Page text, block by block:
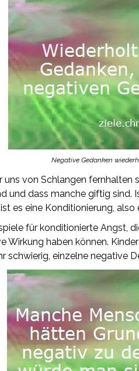
Negative Gedanken
uns von Schlangen
und dass manche giftig sind.
es eine Konditionierung, also
für konditionierte Angst,
Wirkung haben können.
schwierig, einzelne negative